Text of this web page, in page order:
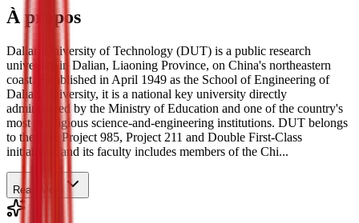
À propos
Dalian University of Technology (DUT) is a public research
university in Dalian, Liaoning Province, on China's northeastern
coast. Established in April 1949 as the School of Engineering of
Dalian University, it is a national key university directly
administered by the Ministry of Education and one of the country's
most prestigious science-and-engineering institutions. DUT belongs
to the elite Project 985, Project 211 and Double First-Class
initiatives, and its faculty includes members of the Chi...
Read More